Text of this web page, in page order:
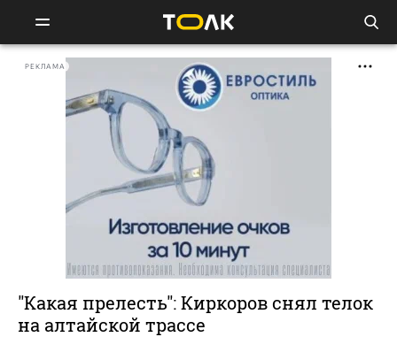
РЕКЛАМА
"Какая прелесть": Киркоров снял телок
на алтайской трассе